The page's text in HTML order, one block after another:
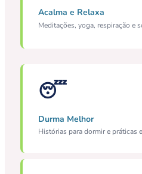
Acalma e Relaxa
Meditações, yoga, respiração e
😴
Durma Melhor
Histórias para dormir e práticas